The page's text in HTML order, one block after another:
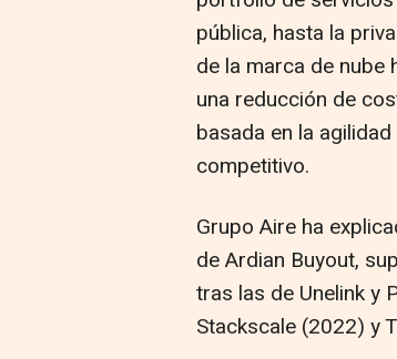
pública, hasta la
de la marca de nube
una reducción de
basada en la
competitivo.
Grupo Aire ha
de Ardian Buyout,
tras las de Unelink y
Stackscale (2022) y